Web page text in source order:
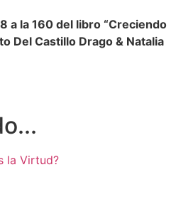
a la 160 del libro “Creciendo
Del Castillo Drago & Natalia